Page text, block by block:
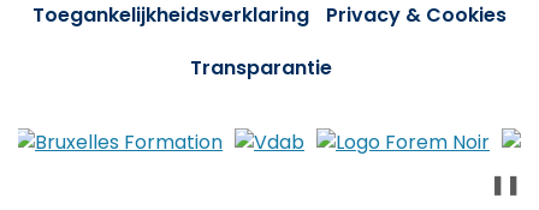
Toegankelijkheidsverklaring
Privacy & Cookies
Transparantie
❚❚